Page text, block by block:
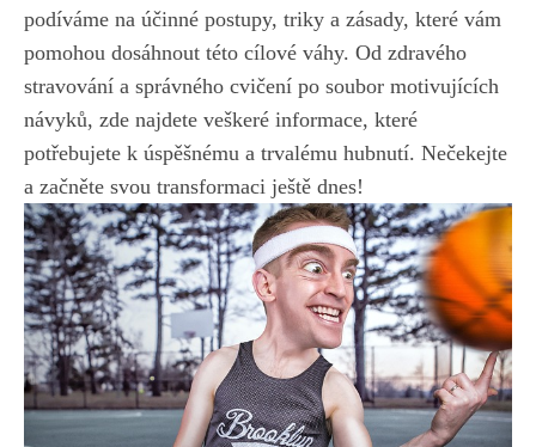
podíváme ‍na účinné postupy, triky a zásady, které vám
pomohou‌ dosáhnout této cílové váhy. Od zdravého
stravování a správného cvičení po soubor motivujících
návyků, zde najdete ⁢veškeré informace, které
potřebujete k úspěšnému a trvalému hubnutí. Nečekejte‌
a začněte‍ svou ‍transformaci ještě dnes!